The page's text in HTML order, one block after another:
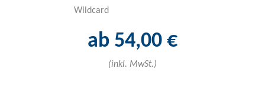
Wildcard
ab 54,00 €
(inkl. MwSt.)